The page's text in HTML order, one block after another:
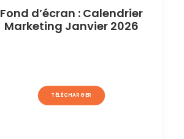
Fond d’écran : Calendrier
Marketing Janvier 2026
TÉLÉCHARGER